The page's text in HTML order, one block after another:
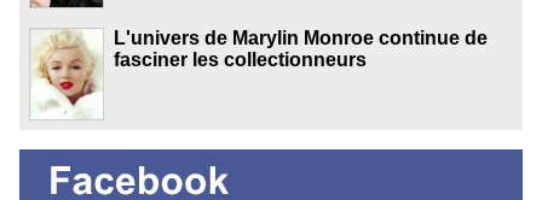
L'univers de Marylin Monroe continue de
fasciner les collectionneurs